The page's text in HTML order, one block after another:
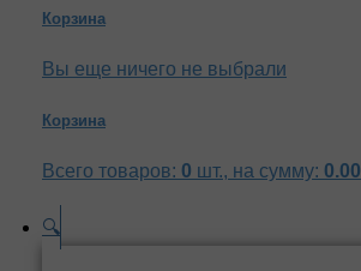
Корзина
Вы еще ничего не выбрали
Корзина
Всего товаров: 0 шт., на сумму: 0.00
🔍